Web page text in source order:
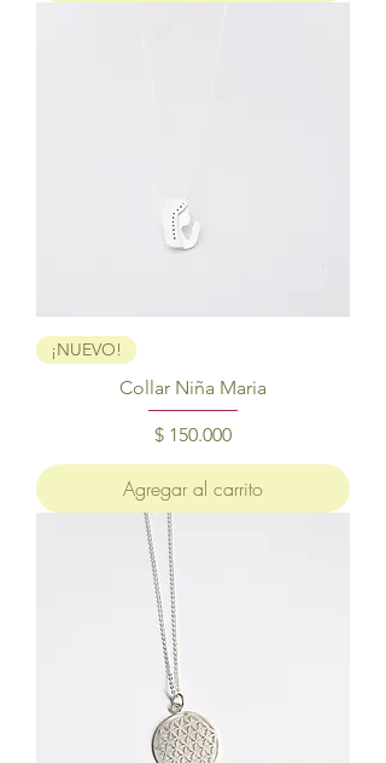
¡NUEVO!
Collar Niña Maria
Precio
$ 150.000
Agregar al carrito